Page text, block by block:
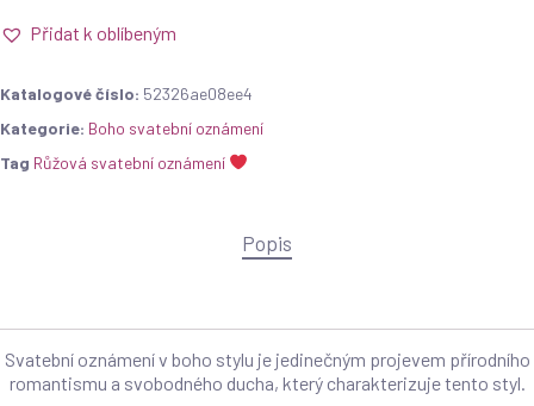
Přidat k oblíbeným
Katalogové číslo: 52326ae08ee4
Kategorie: Boho svatební oznámení
Tag Růžová svatební oznámení
Popis
Svatební oznámení v boho stylu je jedinečným projevem přírodního
romantismu a svobodného ducha, který charakterizuje tento styl.